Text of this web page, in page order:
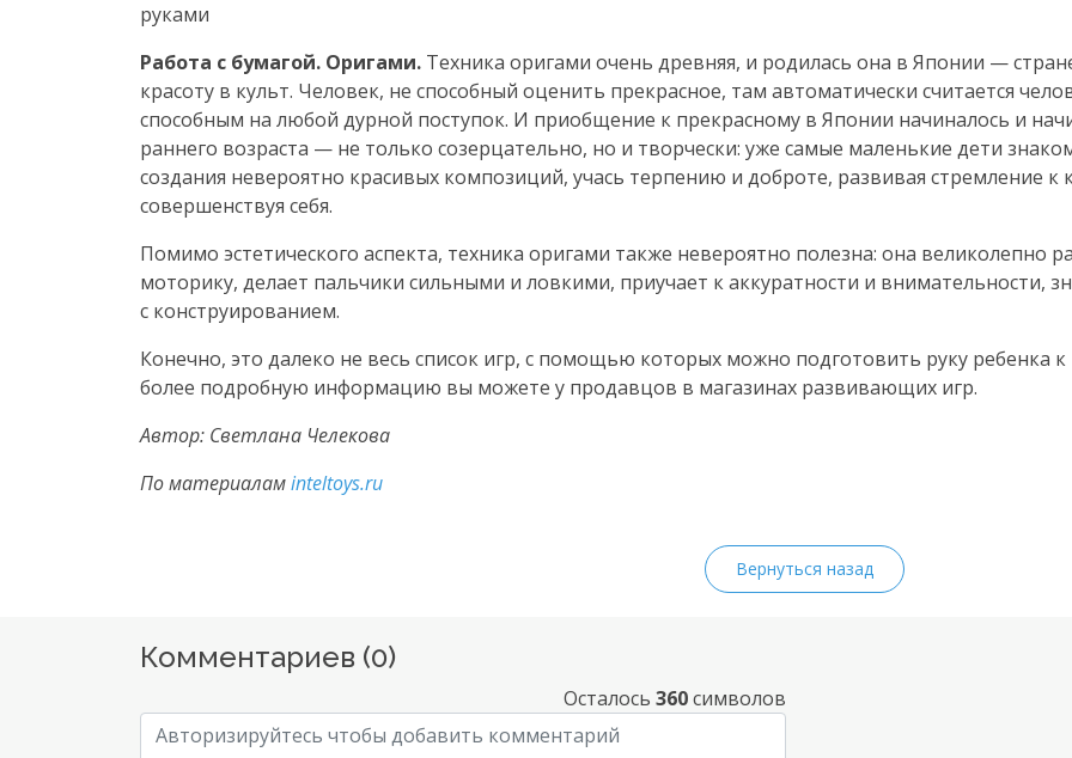
руками
Работа с бумагой. Оригами. Техника оригами очень древняя, и родилась она в Японии —
красоту в культ. Человек, не способный оценить прекрасное, там автоматически считается
способным на любой дурной поступок. И приобщение к прекрасному в Японии начиналось и
раннего возраста — не только созерцательно, но и творчески: уже самые маленькие дети
создания невероятно красивых композиций, учась терпению и доброте, развивая стремление к
совершенствуя себя.
Помимо эстетического аспекта, техника оригами также невероятно полезна: она великолепно
моторику, делает пальчики сильными и ловкими, приучает к аккуратности и внимательности,
с конструированием.
Конечно, это далеко не весь список игр, с помощью которых можно подготовить руку ребенка к
более подробную информацию вы можете у продавцов в магазинах развивающих игр.
Автор: Светлана Челекова
По материаламinteltoys.ru
Вернуться назад
Комментариев (0)
Осталось 360символов